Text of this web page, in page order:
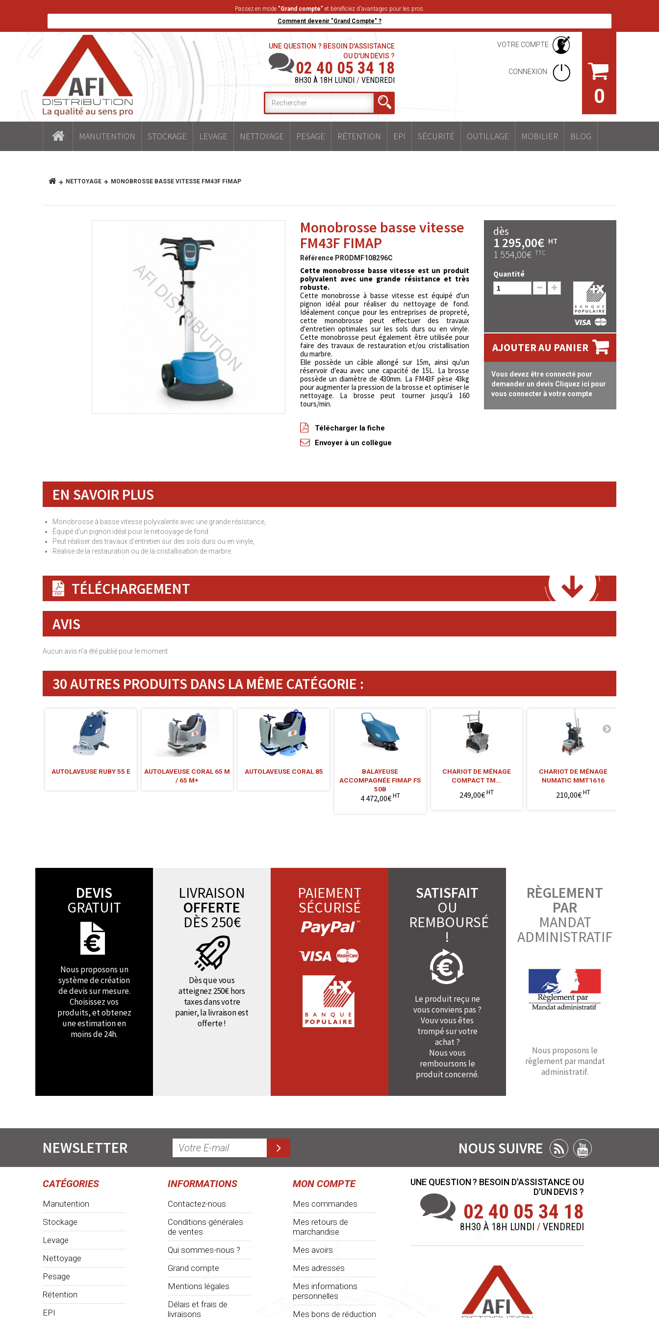
Passez en mode "Grand compte" et bénéficiez d'avantages pour les pros.
Comment devenir "Grand Compte" ?
0
VOTRE COMPTE
CONNEXION
UNE QUESTION ? BESOIN D'ASSISTANCE
OU D'UN DEVIS ?
02 40 05 34 18
8H30 À 18H LUNDI / VENDREDI
MANUTENTION STOCKAGE LEVAGE NETTOYAGE PESAGE RÉTENTION EPI SÉCURITÉ OUTILLAGE MOBILIER BLOG
NETTOYAGE MONOBROSSE BASSE VITESSE FM43F FIMAP
Monobrosse basse vitesse
FM43F FIMAP
Référence PRODMF108296C
Cette monobrosse basse vitesse est un produit
polyvalent avec une grande résistance et très
robuste.
Cette monobrosse à basse vitesse est équipé d'un
pignon idéal pour réaliser du nettoyage de fond.
Idéalement conçue pour les entreprises de propreté,
cette monobrosse peut effectuer des travaux
d'entretien optimales sur les sols durs ou en vinyle.
Cette monobrosse peut également être utilisée pour
faire des travaux de restauration et/ou cristallisation
du marbre.
Elle possède un câble allongé sur 15m, ainsi qu'un
réservoir d'eau avec une capacité de 15L. La brosse
possède un diamètre de 430mm. La FM43F pèse 43kg
pour augmenter la pression de la brosse et optimiser le
nettoyage. La brosse peut tourner jusqu'à 160
tours/min.
Télécharger la fiche
Envoyer à un collègue
dès
1 295,00€ HT
1 554,00€ TTC
Quantité
AJOUTER AU PANIER
Vous devez être connecté pour
demander un devis Cliquez ici pour
vous connecter à votre compte
EN SAVOIR PLUS
Monobrosse à basse vitesse polyvalente avec une grande résistance,
Équipé d'un pignon idéal pour le netooyage de fond
Peut réaliser des travaux d'entretien sur des sols durs ou en vinyle,
Réalise de la restauration ou de la cristallisation de marbre.
TÉLÉCHARGEMENT
AVIS
Aucun avis n'a été publié pour le moment.
30 AUTRES PRODUITS DANS LA MÊME CATÉGORIE :
AUTOLAVEUSE RUBY 55 E
AUTOLAVEUSE CORAL 65 M
/ 65 M+
AUTOLAVEUSE CORAL 85
BALAYEUSE
ACCOMPAGNÉE FIMAP FS
50B
4 472,00€HT
CHARIOT DE MÉNAGE
COMPACT TM...
249,00€HT
CHARIOT DE MÉNAGE
NUMATIC MMT1616
210,00€HT
DEVIS
GRATUIT
Nous proposons un
système de création
de devis sur mesure.
Choisissez vos
produits, et obtenez
une estimation en
moins de 24h.
LIVRAISON
OFFERTE
DÈS 250€
Dès que vous
atteignez 250€ hors
taxes dans votre
panier, la livraison est
offerte !
PAIEMENT
SÉCURISÉ
SATISFAIT
OU
REMBOURSÉ
!
Le produit reçu ne
vous conviens pas ?
Vouv vous êtes
trompé sur votre
achat ?
Nous vous
remboursons le
produit concerné.
RÈGLEMENT
PAR
MANDAT
ADMINISTRATIF
Nous proposons le
règlement par mandat
administratif.
NEWSLETTER NOUS SUIVRE
CATÉGORIES
Manutention
Stockage
Levage
Nettoyage
Pesage
Rétention
EPI
INFORMATIONS
Contactez-nous
Conditions générales
de ventes
Qui sommes-nous ?
Grand compte
Mentions légales
Délais et frais de
livraisons
MON COMPTE
Mes commandes
Mes retours de
marchandise
Mes avoirs
Mes adresses
Mes informations
personnelles
Mes bons de réduction
UNE QUESTION ? BESOIN D'ASSISTANCE OU
D'UN DEVIS ?
02 40 05 34 18
8H30 À 18H LUNDI / VENDREDI